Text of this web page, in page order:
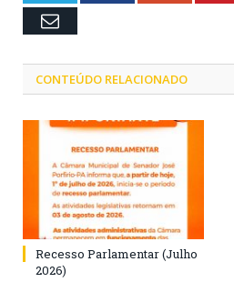
Email
CONTEÚDO RELACIONADO
Recesso Parlamentar (Julho
2026)